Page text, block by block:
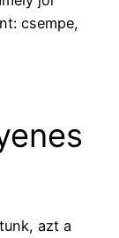
csempe,
azt a